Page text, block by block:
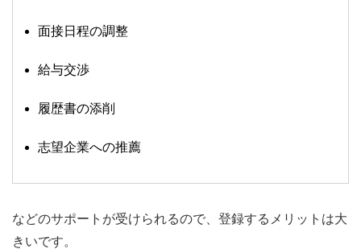
面接日程の調整
給与交渉
履歴書の添削
志望企業への推薦
などのサポートが受けられるので、登録するメリットは大
きいです。